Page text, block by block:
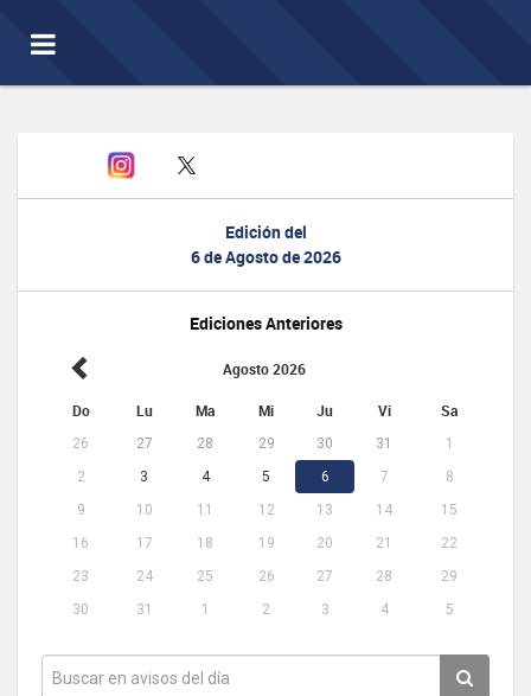
Toggle
navigation
Edición del
6 de Agosto de 2026
Ediciones Anteriores
Agosto 2026
Do Lu Ma Mi Ju Vi Sa
26 27 28 29 30 31
1
2
3 4 5 6 7
8
9
10 11 12 13 14
15
16
17 18 19 20 21
22
23
24 25 26 27 28
29
30
31 1 2 3 4 5